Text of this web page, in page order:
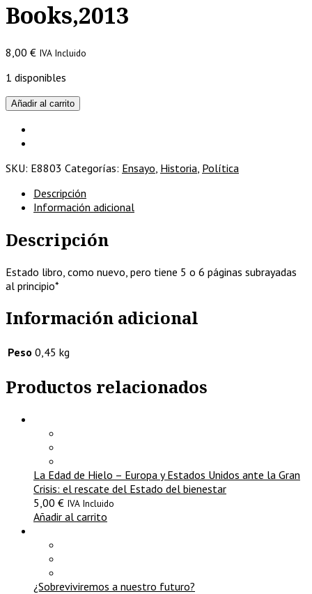
Books,2013
8,00 € IVA Incluido
1 disponibles
JFK,
50
años
/
Montero
Lama/Poe
cantidad
Añadir al carrito
SKU: E8803 Categorías: Ensayo Historia Política
Descripción
Información adicional
Descripción
Estado libro, como nuevo, pero tiene 5 o 6 páginas subrayadas
al principio*
Información adicional
Peso 0,45 kg
Productos relacionados
La Edad de Hielo – Europa y Estados Unidos ante la Gran
Crisis: el rescate del Estado del bienestar
5,00 € IVA Incluido
Añadir al carrito
¿Sobreviviremos a nuestro futuro?